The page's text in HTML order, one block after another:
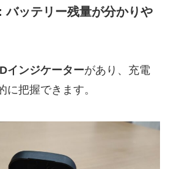
バッテリー残量が分かりや
インジケーターがあり、充電
に把握できます。